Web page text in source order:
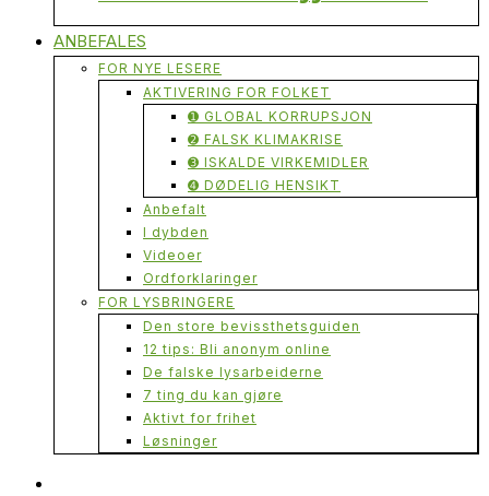
ANBEFALES
FOR NYE LESERE
AKTIVERING FOR FOLKET
➊ GLOBAL KORRUPSJON
➋ FALSK KLIMAKRISE
➌ ISKALDE VIRKEMIDLER
➍ DØDELIG HENSIKT
Anbefalt
I dybden
Videoer
Ordforklaringer
FOR LYSBRINGERE
Den store bevissthetsguiden
12 tips: Bli anonym online
De falske lysarbeiderne
7 ting du kan gjøre
Aktivt for frihet
Løsninger